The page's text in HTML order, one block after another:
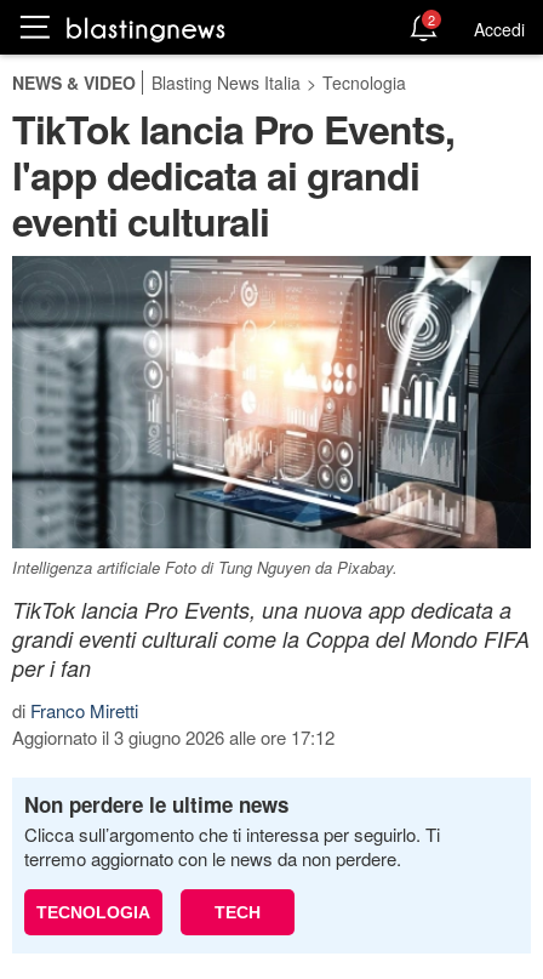
2 Accedi
NEWS & VIDEO Blasting News Italia > Tecnologia
TikTok lancia Pro Events,
l'app dedicata ai grandi
eventi culturali
Intelligenza artificiale Foto di Tung Nguyen da Pixabay.
TikTok lancia Pro Events, una nuova app dedicata a
grandi eventi culturali come la Coppa del Mondo FIFA
per i fan
di Franco Miretti
Aggiornato il 3 giugno 2026 alle ore 17:12
Non perdere le ultime news
Clicca sull’argomento che ti interessa per seguirlo. Ti
terremo aggiornato con le news da non perdere.
TECNOLOGIA TECH